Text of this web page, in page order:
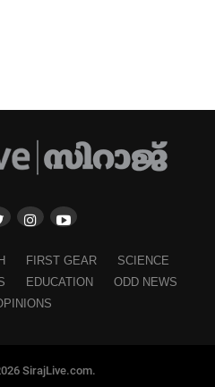
FIRST GEAR
SCIENCE
EDUCATION
ODD NEWS
SirajLive.com.